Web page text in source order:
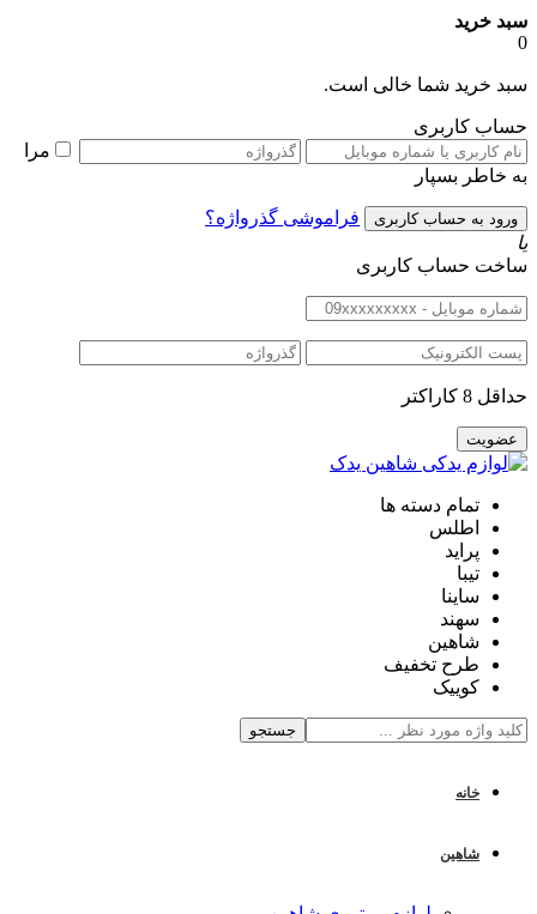
سبد خرید
0
سبد خرید شما خالی است.
حساب کاربری
مرا
به خاطر بسپار
فراموشی گذرواژه؟
یا
ساخت حساب کاربری
حداقل 8 کاراکتر
تمام دسته ها
اطلس
پراید
تیبا
ساینا
سهند
شاهین
طرح تخفیف
کوییک
جستجو
خانه
شاهین